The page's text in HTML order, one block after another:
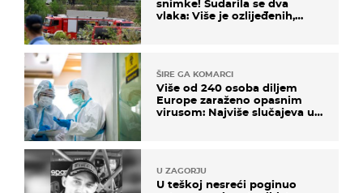
snimke! Sudarila se dva
vlaka: Više je ozlijeđenih,
ŠIRE GA KOMARCI
Više od 240 osoba diljem
Europe zaraženo opasnim
virusom: Najviše slučajeva u
U ZAGORJU
U teškoj nesreći poginuo